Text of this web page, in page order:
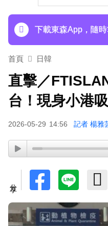
下載東森App，隨時
首頁 日韓
直擊／
台！現身小港
2026-05-29 14:56 記者 楊雅